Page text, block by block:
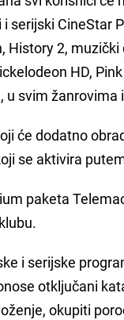
serijski CineStar
History 2,
HD,
u svim žanrovima
će dodatno
se aktivira
paketa
i serijske
otključani
okupiti